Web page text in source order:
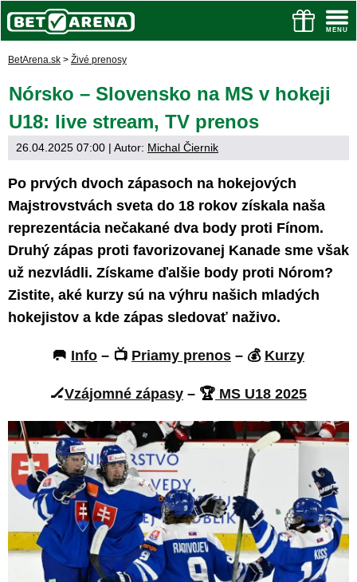
BetArena.sk > Živé prenosy
Nórsko – Slovensko na MS v hokeji
U18: live stream, TV prenos
26.04.2025 07:00 | Autor: Michal Čiernik
Po prvých dvoch zápasoch na hokejových
Majstrovstvách sveta do 18 rokov získala naša
reprezentácia nečakané dva body proti Fínom.
Druhý zápas proti favorizovanej Kanade sme však
už nezvládli. Získame ďalšie body proti Nórom?
Zistite, aké kurzy sú na výhru našich mladých
hokejistov a kde zápas sledovať naživo.
🥅 Info – 📺 Priamy prenos – 💰 Kurzy
🏒Vzájomné zápasy – 🏆 MS U18 2025